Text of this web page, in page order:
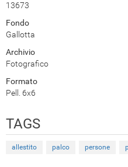
13673
Fondo
Gallotta
Archivio
Fotografico
Formato
Pell. 6x6
TAGS
allestito palco persone